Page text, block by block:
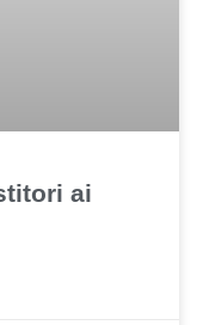
ai